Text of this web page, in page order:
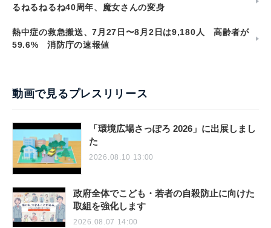
るねるねるね40周年、魔女さんの変身
熱中症の救急搬送、7月27日〜8月2日は9,180人 高齢者が
59.6% 消防庁の速報値
動画で見るプレスリリース
「環境広場さっぽろ 2026」に出展しまし
た
2026.08.10 13:00
政府全体でこども・若者の自殺防止に向けた
取組を強化します
2026.08.07 14:00